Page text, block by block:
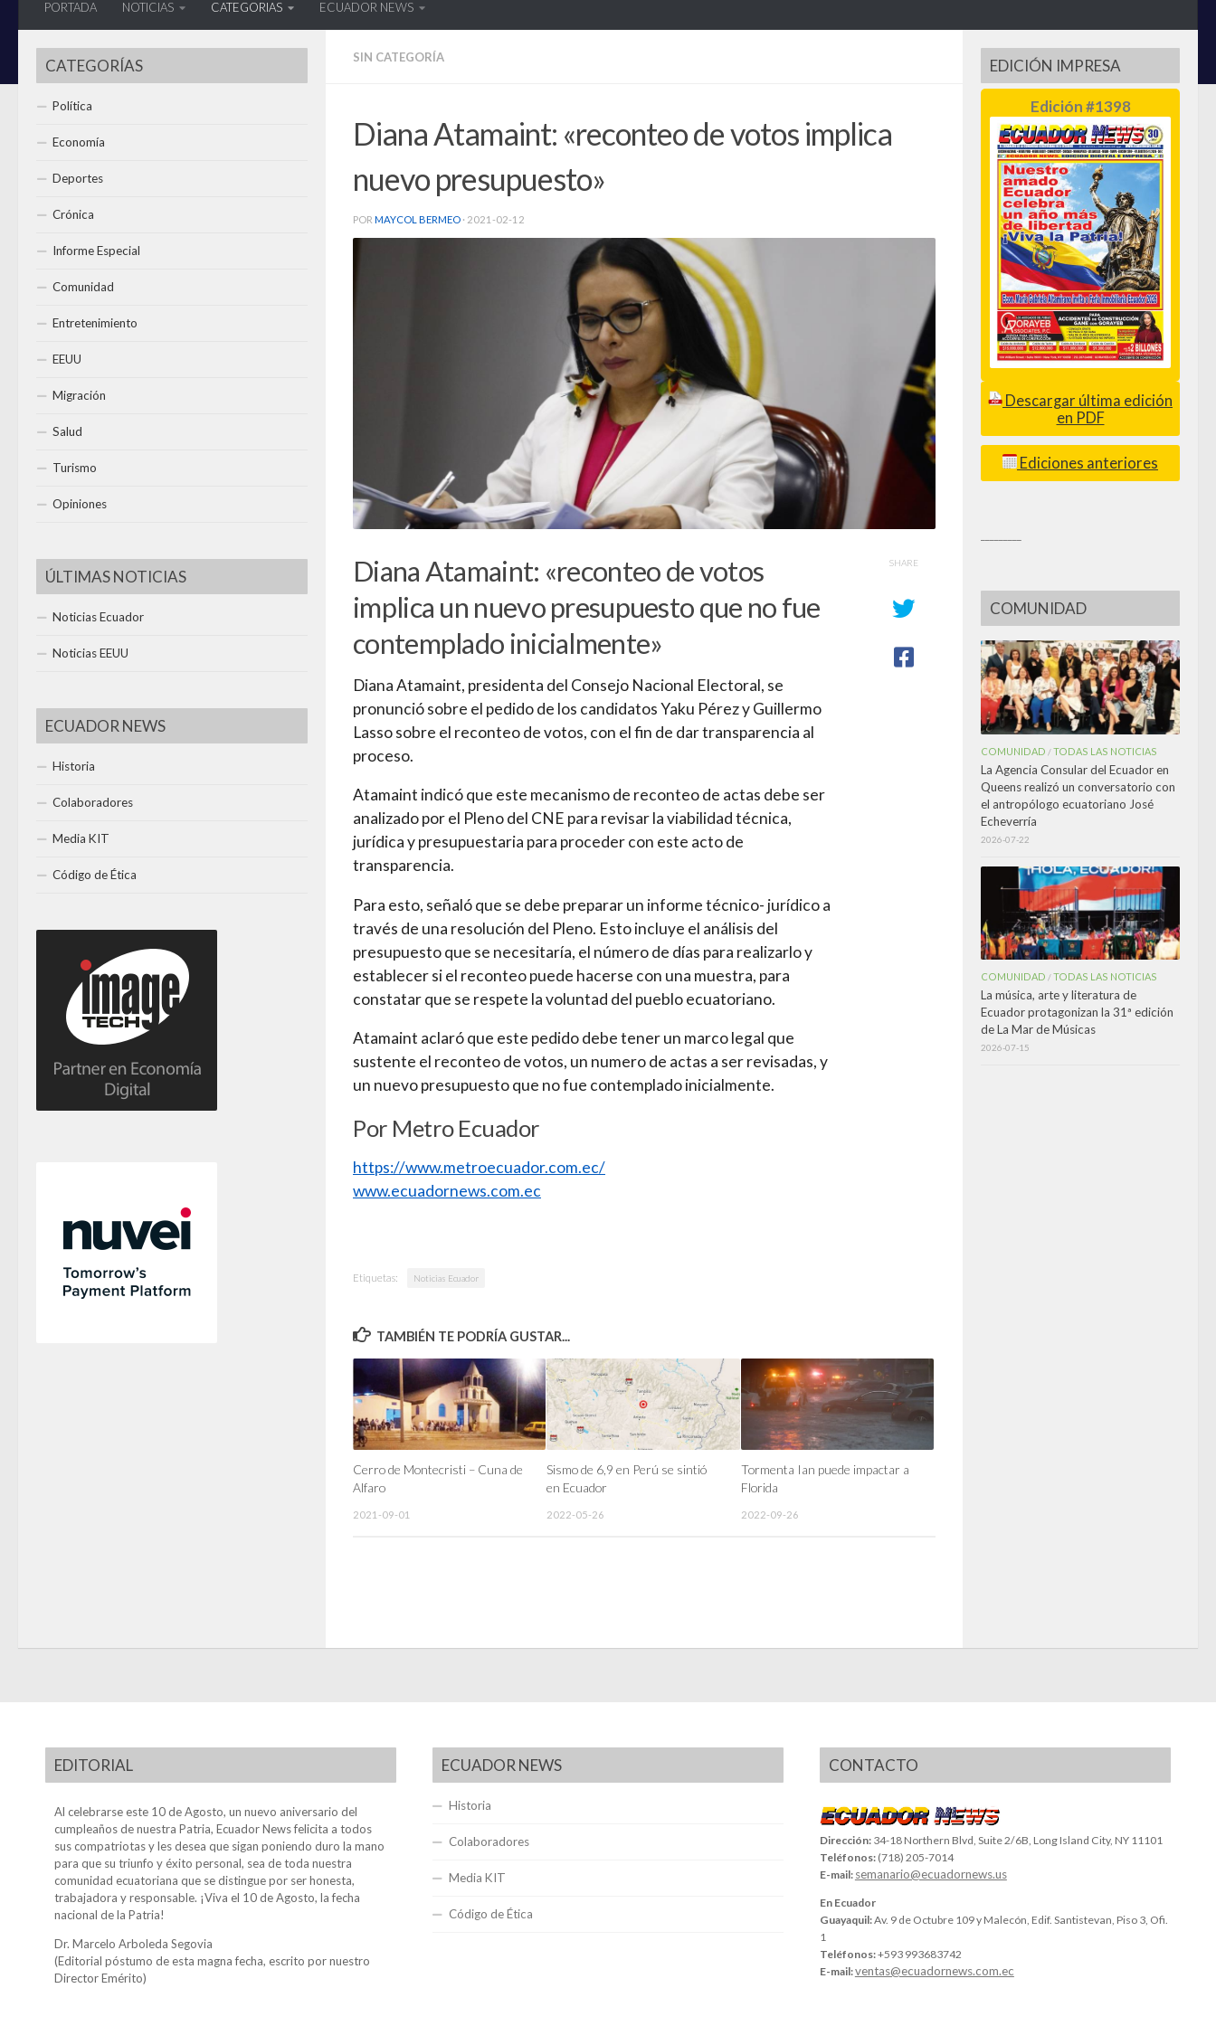
PORTADA NOTICIAS CATEGORIAS ECUADOR NEWS
SIN CATEGORÍA
Diana Atamaint: «reconteo de votos implica
nuevo presupuesto»
POR MAYCOL BERMEO · 2021-02-12
Diana Atamaint: «reconteo de votos
implica un nuevo presupuesto que no fue
contemplado inicialmente»
Diana Atamaint, presidenta del Consejo Nacional Electoral, se
pronunció sobre el pedido de los candidatos Yaku Pérez y Guillermo
Lasso sobre el reconteo de votos, con el fin de dar transparencia al
proceso.
Atamaint indicó que este mecanismo de reconteo de actas debe ser
analizado por el Pleno del CNE para revisar la viabilidad técnica,
jurídica y presupuestaria para proceder con este acto de
transparencia.
Para esto, señaló que se debe preparar un informe técnico- jurídico a
través de una resolución del Pleno. Esto incluye el análisis del
presupuesto que se necesitaría, el número de días para realizarlo y
establecer si el reconteo puede hacerse con una muestra, para
constatar que se respete la voluntad del pueblo ecuatoriano.
Atamaint aclaró que este pedido debe tener un marco legal que
sustente el reconteo de votos, un numero de actas a ser revisadas, y
un nuevo presupuesto que no fue contemplado inicialmente.
Por Metro Ecuador
https://www.metroecuador.com.ec/
www.ecuadornews.com.ec
SHARE
Etiquetas: Noticias Ecuador
TAMBIÉN TE PODRÍA GUSTAR...
Cerro de Montecristi – Cuna de
Alfaro
2021-09-01
Sismo de 6,9 en Perú se sintió
en Ecuador
2022-05-26
Tormenta Ian puede impactar a
Florida
2022-09-26
CATEGORÍAS
Política
Economía
Deportes
Crónica
Informe Especial
Comunidad
Entretenimiento
EEUU
Migración
Salud
Turismo
Opiniones
ÚLTIMAS NOTICIAS
Noticias Ecuador
Noticias EEUU
ECUADOR NEWS
Historia
Colaboradores
Media KIT
Código de Ética
EDICIÓN IMPRESA
Edición #1398
Descargar última edición
en PDF
Ediciones anteriores
COMUNIDAD
COMUNIDAD /TODAS LAS NOTICIAS
La Agencia Consular del Ecuador en
Queens realizó un conversatorio con
el antropólogo ecuatoriano José
Echeverría
2026-07-22
COMUNIDAD /TODAS LAS NOTICIAS
La música, arte y literatura de
Ecuador protagonizan la 31ª edición
de La Mar de Músicas
2026-07-15
EDITORIAL
Al celebrarse este 10 de Agosto, un nuevo aniversario del
cumpleaños de nuestra Patria, Ecuador News felicita a todos
sus compatriotas y les desea que sigan poniendo duro la mano
para que su triunfo y éxito personal, sea de toda nuestra
comunidad ecuatoriana que se distingue por ser honesta,
trabajadora y responsable. ¡Viva el 10 de Agosto, la fecha
nacional de la Patria!
Dr. Marcelo Arboleda Segovia
(Editorial póstumo de esta magna fecha, escrito por nuestro
Director Emérito)
ECUADOR NEWS
Historia
Colaboradores
Media KIT
Código de Ética
CONTACTO
Dirección: 34-18 Northern Blvd, Suite 2/6B, Long Island City, NY 11101
Teléfonos: (718) 205-7014
E-mail: semanario@ecuadornews.us
En Ecuador
Guayaquil:Av. 9 de Octubre 109 y Malecón, Edif. Santistevan, Piso 3, Ofi.
1
Teléfonos:+593 993683742
E-mail:ventas@ecuadornews.com.ec